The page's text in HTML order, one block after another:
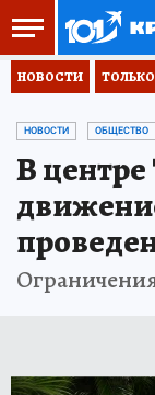
НОВОСТИ
НОВОСТИ ОБЩЕСТВО
В